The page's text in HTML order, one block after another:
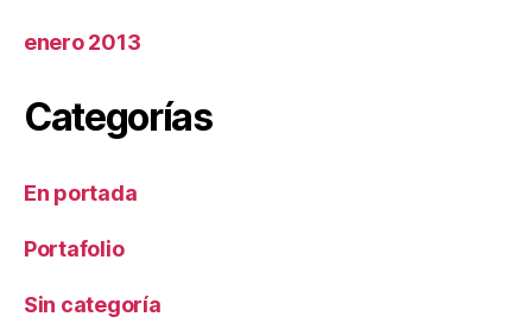
enero 2013
Categorías
En portada
Portafolio
Sin categoría